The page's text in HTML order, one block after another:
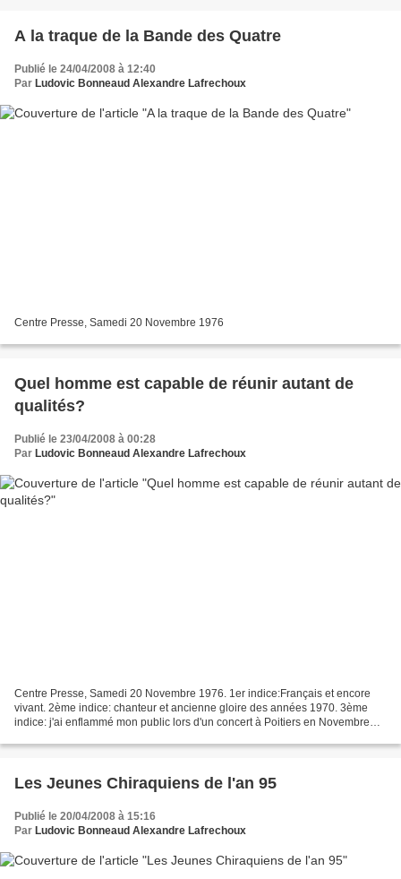
A la traque de la Bande des Quatre
Publié le 24/04/2008 à 12:40
Par Ludovic Bonneaud Alexandre Lafrechoux
Centre Presse, Samedi 20 Novembre 1976
Quel homme est capable de réunir autant de
qualités?
Publié le 23/04/2008 à 00:28
Par Ludovic Bonneaud Alexandre Lafrechoux
Centre Presse, Samedi 20 Novembre 1976. 1er indice:Français et encore
vivant. 2ème indice: chanteur et ancienne gloire des années 1970. 3ème
indice: j'ai enflammé mon public lors d'un concert à Poitiers en Novembre
Les Jeunes Chiraquiens de l'an 95
Publié le 20/04/2008 à 15:16
Par Ludovic Bonneaud Alexandre Lafrechoux